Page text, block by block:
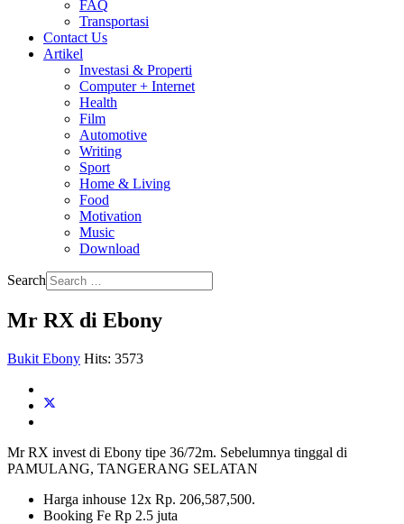
FAQ
Transportasi
Contact Us
Artikel
Investasi & Properti
Computer + Internet
Health
Film
Automotive
Writing
Sport
Home & Living
Food
Motivation
Music
Download
Search
Mr RX di Ebony
Bukit Ebony Hits: 3573
Mr RX invest di Ebony tipe 36/72m. Sebelumnya tinggal di
PAMULANG, TANGERANG SELATAN
Harga inhouse 12x Rp. 206,587,500.
Booking Fe Rp 2.5 juta